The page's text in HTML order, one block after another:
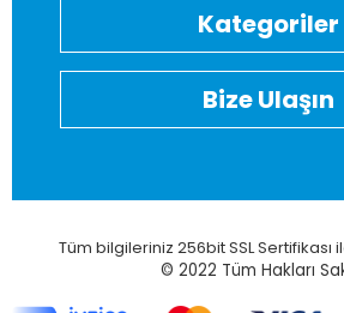
Kategoriler
Bize Ulaşın
Tüm bilgileriniz 256bit SSL Sertifikası
© 2022 Tüm Hakları